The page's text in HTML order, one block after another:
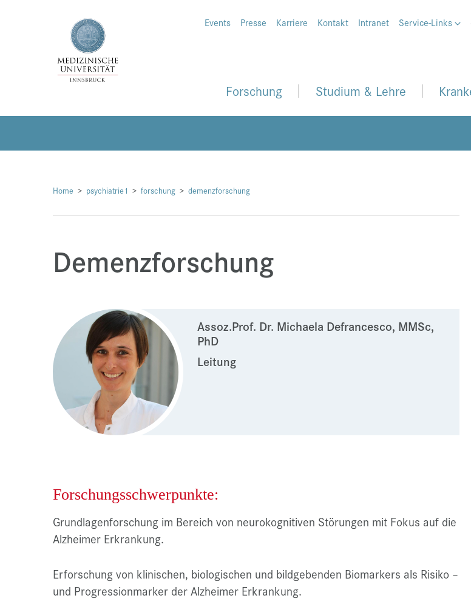
Events Presse Karriere Kontakt Intranet Service-Links
Forschung Studium & Lehre
Home psychiatrie1 forschung demenzforschung
Demenzforschung
Assoz.Prof. Dr. Michaela Defrancesco, MMSc,
PhD
Leitung
Forschungsschwerpunkte:
Grundlagenforschung im Bereich von neurokognitiven Störungen mit Fokus auf die
Alzheimer Erkrankung.
Erforschung von klinischen, biologischen und bildgebenden Biomarkers als Risiko –
und Progressionmarker der Alzheimer Erkrankung.